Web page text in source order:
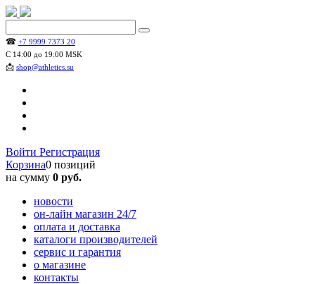
☎ +7 9999 7373 20
С 14:00 до 19:00 MSK
📩 shop@athletics.su
Войти Регистрация
Корзина0 позиций
на сумму 0 руб.
новости
он-лайн магазин 24/7
оплата и доставка
каталоги производителей
сервис и гарантия
о магазине
контакты